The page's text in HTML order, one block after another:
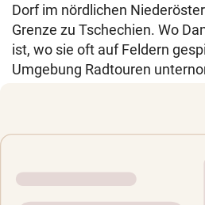
Dorf im nördlichen
Grenze zu Tschechien. Wo
ist, wo sie oft auf Feldern
Umgebung Radtouren